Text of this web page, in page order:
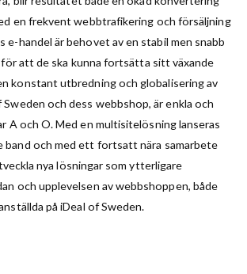
en frekvent webbtrafikering och försäljning
e-handel är behovet av en stabil men snabb
att de ska kunna fortsätta sitt växande
konstant utbredning och globalisering av
och dess webbshop, är enkla och
A och O. Med en multisitelösning lanseras
band och med ett fortsatt nära samarbete
nya lösningar som ytterligare
och upplevelsen av webbshoppen, både
på iDeal of Sweden.